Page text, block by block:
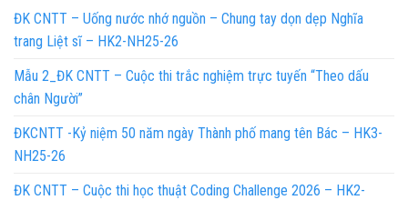
ĐK CNTT – Uống nước nhớ nguồn – Chung tay dọn dẹp Nghĩa
trang Liệt sĩ – HK2-NH25-26
Mẫu 2_ĐK CNTT – Cuộc thi trắc nghiệm trực tuyến “Theo dấu
chân Người”
ĐKCNTT -Kỷ niệm 50 năm ngày Thành phố mang tên Bác – HK3-
NH25-26
ĐK CNTT – Cuộc thi học thuật Coding Challenge 2026 – HK2-